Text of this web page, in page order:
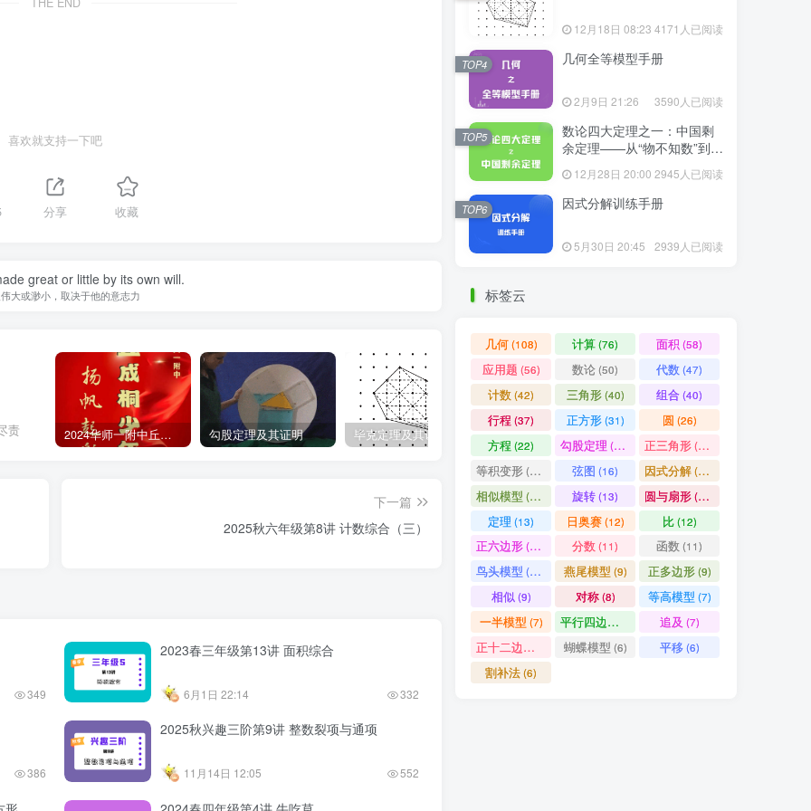
喜欢就支持一下吧
分享 收藏
great or little by its own will.
大或渺小，取决于他的意志力
责 2024华师一附中丘班游园考试真题 勾股定理及其证明 毕克定理及其证明 几何全等模型手册
下一篇
2025秋六年级第8讲 计数综合（三）
349
2023春三年级第13讲 面积综合
6月1日 22:14 332
386
2025秋兴趣三阶第9讲 整数裂项与通项
11月14日 12:05 552
12月18日 08:23 4171人已阅读
几何全等模型手册
2月9日 21:26 3590人已阅读
TOP4
数论四大定理之一：中国剩
余定理——从“物不知数”到现
代代数
12月28日 20:00 2945人已阅读
TOP5
因式分解训练手册
5月30日 20:45 2939人已阅读
TOP6
标签云
几何(108) 计算(76) 面积 (58)
应用题 (56) 数论(50) 代数(47)
计数(42) 三角形(40) 组合(40)
行程 (37) 正方形(31) 圆 (26)
方程 (22) 勾股定理 (19) 正三角形(19)
等积变形(18) 弦图 (16) 因式分解(15)
相似模型 (14) 旋转(13) 圆与扇形(13)
定理 (13) 日奥赛(12) 比(12)
正六边形(11) 分数(11) 函数(11)
鸟头模型 (10) 燕尾模型 (9) 正多边形(9)
相似 (9) 对称(8) 等高模型 (7)
一半模型 (7) 平行四边形 追及 (7)
正十二边形 蝴蝶模型 (6) 平移(6)
割补法(6)